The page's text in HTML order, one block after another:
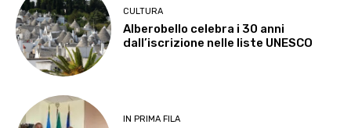
CULTURA
Alberobello celebra i 30 anni
dall’iscrizione nelle liste UNESCO
IN PRIMA FILA